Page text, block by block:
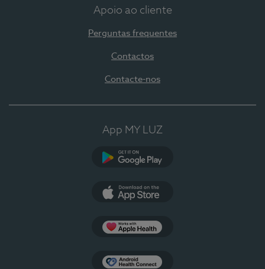
Apoio ao cliente
Perguntas frequentes
Contactos
Contacte-nos
App MY LUZ